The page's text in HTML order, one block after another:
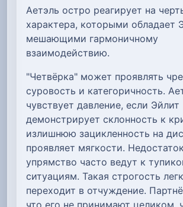
Аетэль остро реагирует на
характера, которыми обладает
мешающими гармоничному
взаимодействию.
"Четвёрка" может проявлять
суровость и категоричность.
чувствует давление, если Эйлит
демонстрирует склонность к
излишнюю зацикленность на
проявляет мягкости.
упрямство часто ведут к
ситуациям. Такая строгость
переходит в отчуждение.
что его не принимают целиком,